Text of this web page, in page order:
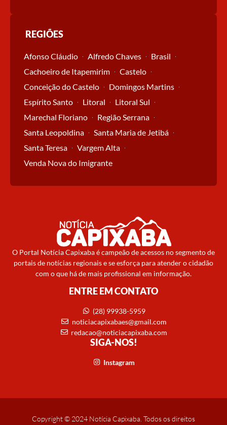
REGIÕES
Afonso Cláudio Alfredo Chaves
Brasil
Cachoeiro de Itapemirim
Castelo
Conceição do Castelo
Domingos Martins
Espírito Santo
Litoral
Litoral Sul
Marechal Floriano
Região Serrana
Santa Leopoldina
Santa Maria de Jetibá
Santa Teresa
Vargem Alta
Venda Nova do Imigrante
O Portal Notícia Capixaba é campeão de acessos no segmento de
portais de notícias regionais e se esforça para atender o cidadão
com o que há de mais profissional em informação.
ENTRE EM CONTATO
(28) 99938-5959
noticiacapixabaes@gmail.com
redacao@noticiacapixaba.com
SIGA-NOS!
Instagram
Copyright © 2024 Notícia Capixaba. Todos os direitos